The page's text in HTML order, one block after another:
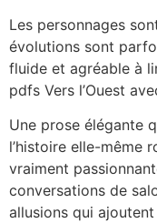
Les personnages
évolutions sont
fluide et agréable à
pdfs Vers l’Ouest
Une prose élégante
l’histoire elle-même
vraiment
conversations de
allusions qui